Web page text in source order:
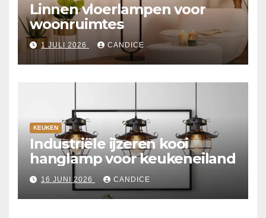
Linnen vloerlampen voor
woonruimtes
1 JULI 2026 CANDICE
KEUKEN
Industriële ijzeren kooi
hanglamp voor keukeneiland
16 JUNI 2026 CANDICE